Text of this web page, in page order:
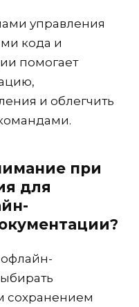
управления
кода и
помогает
и облегчить
при
для
сохранением